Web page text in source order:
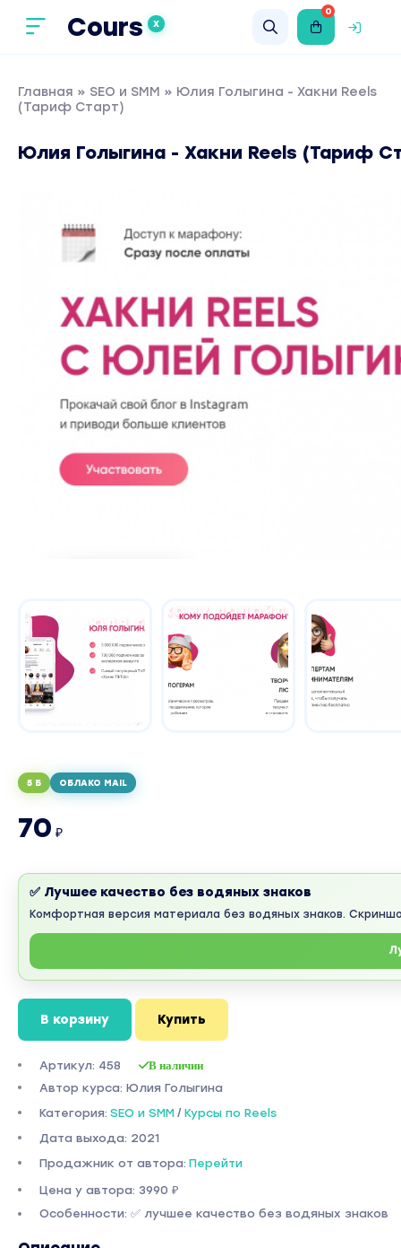
Cours X
0
Главная » SEO и SMM » Юлия Голыгина - Хакни Reels
(Тариф Старт)
Юлия Голыгина - Хакни Reels (Тариф
5 Б ОБЛАКО MAIL
70 ₽
✅ Лучшее качество без водяных знаков
Комфортная версия материала без водяных знаков.
В корзину Купить
Артикул: 458 В наличии
Автор курса: Юлия Голыгина
Категория: SEO и SMM / Курсы по Reels
Дата выхода: 2021
Продажник от автора: Перейти
Цена у автора: 3990 ₽
Особенности: ✅ лучшее качество без водяных знаков